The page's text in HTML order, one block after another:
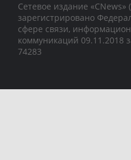
Сетевое издание «CNews»
зарегистрировано
сфере связи,
коммуникаций
74283